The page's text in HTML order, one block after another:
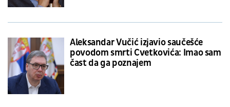
Aleksandar Vučić izjavio saučešće
povodom smrti Cvetkovića: Imao sam
čast da ga poznajem